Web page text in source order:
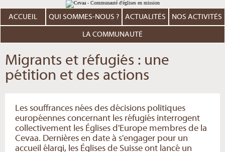
au
contenu.
Aller
personnels
ACCUEIL QUI SOMMES-NOUS ? ACTUALITÉS NOS ACTIVITÉS
LA COMMUNAUTÉ
Migrants et réfugiés : une
pétition et des actions
Les souffrances nées des décisions politiques
européennes concernant les réfugiés interrogent
collectivement les Églises d'Europe membres de la
Cevaa. Dernières en date à s'engager pour un
accueil élargi, les Églises de Suisse ont lancé un